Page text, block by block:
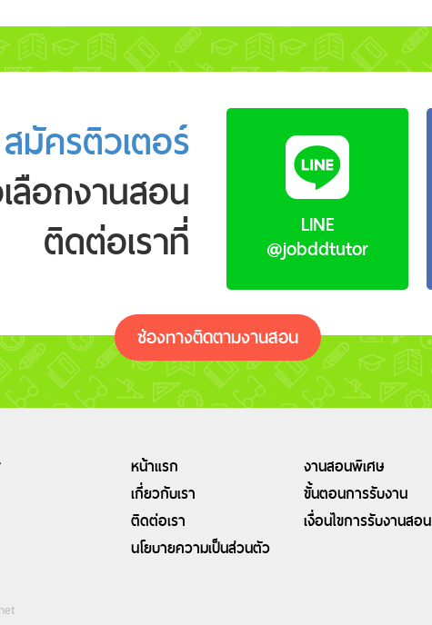
หากพบปัญหาในการ
ทาง Line:
@jobddtutor ทันที
ได้ตลอด 24 ชม.
สมัครติวเตอร์
ลือกงานสอน
ติดต่อเราที่
LINE
@jobddtutor
ช่องทางติดตามงานสอน
หน้าแรก
เกี่ยวกับเรา
ติดต่อเรา
นโยบายความเป็นส่วนตัว
งานสอนพิเศษ
ขั้นตอนการรับงาน
เงื่อนไขการรับงานสอน